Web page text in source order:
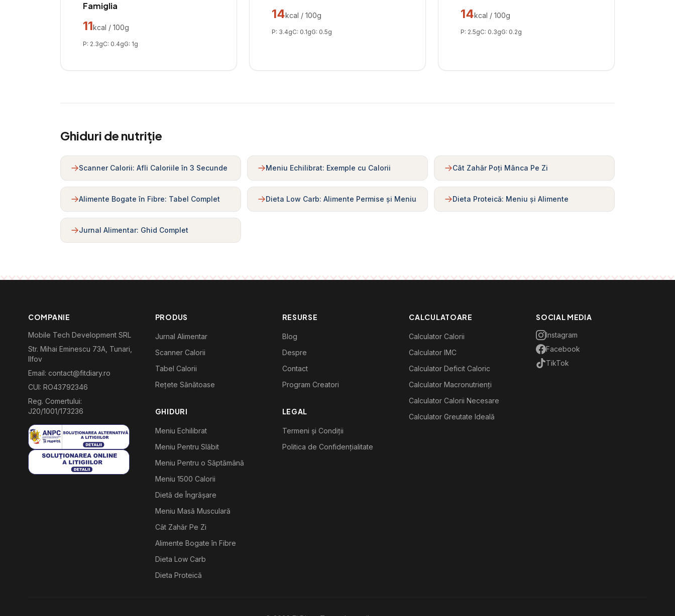
Famiglia
11kcal / 100g
P: 2.3gC: 0.4gG: 1g
14kcal / 100g
P: 3.4gC: 0.1gG: 0.5g
14kcal / 100g
P: 2.5gC: 0.3gG: 0.2g
Ghiduri de nutriție
Scanner Calorii: Afli Caloriile în 3 Secunde Meniu Echilibrat: Exemple cu Calorii Cât Zahăr Poți Mânca Pe Zi
Alimente Bogate în Fibre: Tabel Complet Dieta Low Carb: Alimente Permise și Meniu Dieta Proteică: Meniu și Alimente
Jurnal Alimentar: Ghid Complet
COMPANIE
Mobile Tech Development SRL
Str. Mihai Eminescu 73A, Tunari,
Ilfov
Email: contact@fitdiary.ro
CUI: RO43792346
Reg. Comertului:
J20/1001/173236
PRODUS
Jurnal Alimentar
Scanner Calorii
Tabel Calorii
Rețete Sănătoase
GHIDURI
Meniu Echilibrat
Meniu Pentru Slăbit
Meniu Pentru o Săptămână
Meniu 1500 Calorii
Dietă de Îngrășare
Meniu Masă Musculară
Cât Zahăr Pe Zi
Alimente Bogate în Fibre
Dieta Low Carb
Dieta Proteică
RESURSE
Blog
Despre
Contact
Program Creatori
LEGAL
Termeni și Condiții
Politica de Confidențialitate
CALCULATOARE
Calculator Calorii
Calculator IMC
Calculator Deficit Caloric
Calculator Macronutrienți
Calculator Calorii Necesare
Calculator Greutate Ideală
SOCIAL MEDIA
Instagram
Facebook
TikTok